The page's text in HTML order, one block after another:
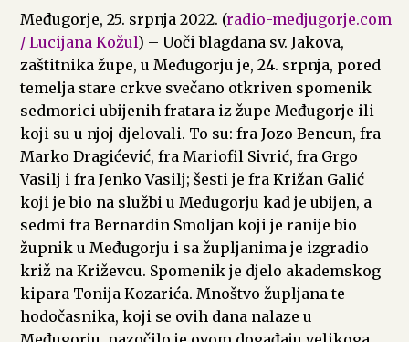
Međugorje, 25. srpnja 2022. (radio-medjugorje.com
/ Lucijana Kožul) – Uoči blagdana sv. Jakova,
zaštitnika župe, u Međugorju je, 24. srpnja, pored
temelja stare crkve svečano otkriven spomenik
sedmorici ubijenih fratara iz župe Međugorje ili
koji su u njoj djelovali. To su: fra Jozo Bencun, fra
Marko Dragićević, fra Mariofil Sivrić, fra Grgo
Vasilj i fra Jenko Vasilj; šesti je fra Križan Galić
koji je bio na službi u Međugorju kad je ubijen, a
sedmi fra Bernardin Smoljan koji je ranije bio
župnik u Međugorju i sa župljanima je izgradio
križ na Križevcu. Spomenik je djelo akademskog
kipara Tonija Kozarića. Mnoštvo župljana te
hodočasnika, koji se ovih dana nalaze u